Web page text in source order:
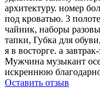
архитектуру. номер
под кроватью. 3
чайник, наборы
тапки, Губка для
я в восторге. а
Мужчина музыкант
искреннюю
Оставить отзыв